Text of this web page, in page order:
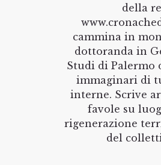
della
cammina in
dottoranda in
Studi di Palermo
immaginari di
interne. Scrive
favole su
rigenerazione
del